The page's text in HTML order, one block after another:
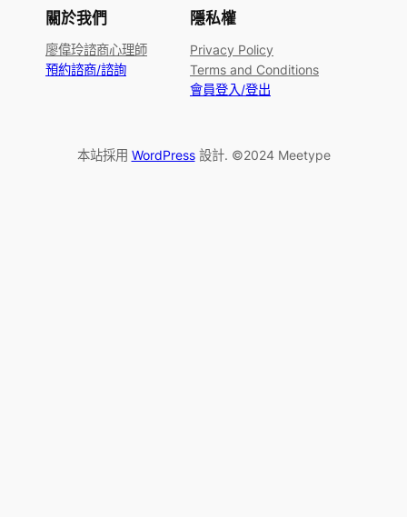
關於我們
廖偉玲諮商心理師
預約諮商/諮詢
隱私權
Privacy Policy
Terms and Conditions
會員登入/登出
本站採用 WordPress設計. ©2024 Meetype